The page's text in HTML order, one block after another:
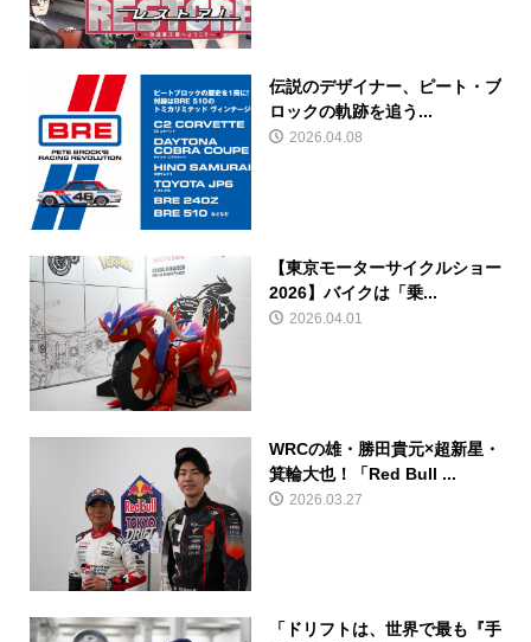
伝説のデザイナー、ピート・ブ
ロックの軌跡を追う...
2026.04.08
【東京モーターサイクルショー
2026】バイクは「乗...
2026.04.01
WRCの雄・勝田貴元×超新星・
箕輪大也！「Red Bull ...
2026.03.27
「ドリフトは、世界で最も『手